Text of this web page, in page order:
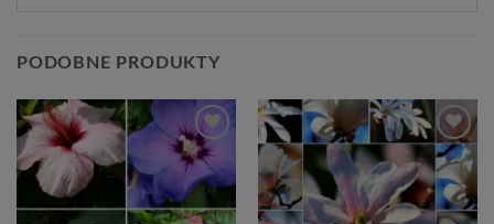
PODOBNE PRODUKTY
Dodaj
do
listy
życzeń
Dodaj
do
listy
życzeń